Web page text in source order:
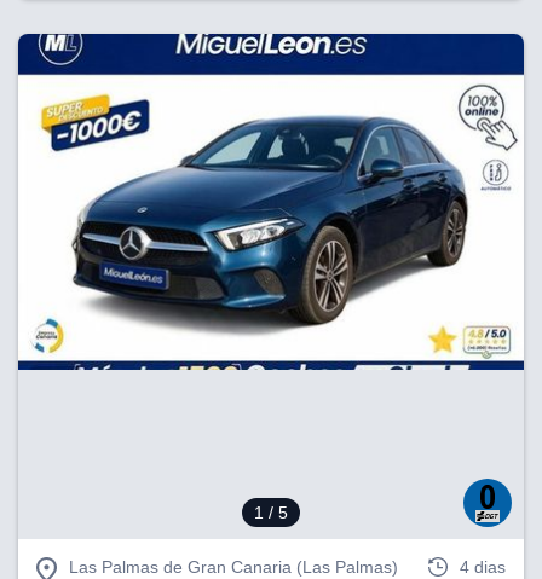
1 / 5
Las Palmas de Gran Canaria (Las Palmas) 4 dias